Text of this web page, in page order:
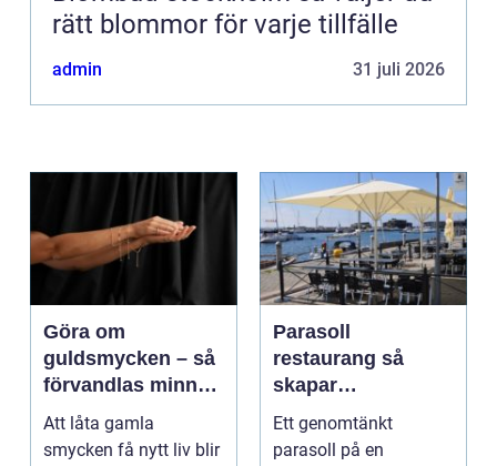
rätt blommor för varje tillfälle
admin 31 juli 2026
Göra om
guldsmycken – så
förvandlas minnen
till nya favoriter
Att låta gamla
smycken få nytt liv blir
Parasoll
restaurang så
skapar
uteserveringen rätt
känsla året runt
Ett genomtänkt
parasoll på en